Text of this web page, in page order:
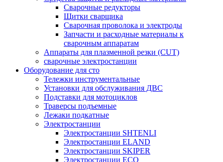
Сварочные редукторы
Щитки сварщика
Сварочная проволока и электроды
Запчасти и расходные материалы к
сварочным аппаратам
Аппараты для плазменной резки (CUT)
сварочные электростанции
Оборудование для сто
Тележки инструментальные
Установки для обслуживания ДВС
Подставки для мотоциклов
Траверсы подъемные
Лежаки подкатные
Электростанции
Электростанции SHTENLI
Электростанции ELAND
Электростанции SKIPER
Электростанции ECO